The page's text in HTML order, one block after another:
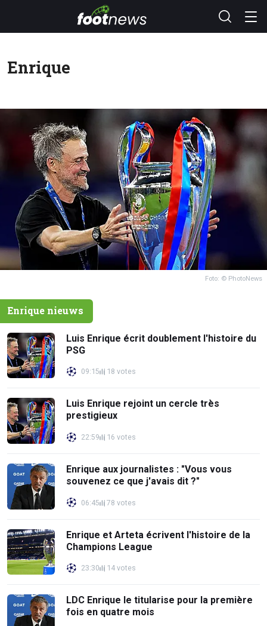
Enrique
Foto: © PhotoNews
Enrique nieuws
Luis Enrique écrit doublement l'histoire du
PSG
09:15 18 votes
Luis Enrique rejoint un cercle très
prestigieux
22:59 16 votes
Enrique aux journalistes : "Vous vous
souvenez ce que j'avais dit ?"
06:45 78 votes
Enrique et Arteta écrivent l'histoire de la
Champions League
23:30 14 votes
LDC Enrique le titularise pour la première
fois en quatre mois